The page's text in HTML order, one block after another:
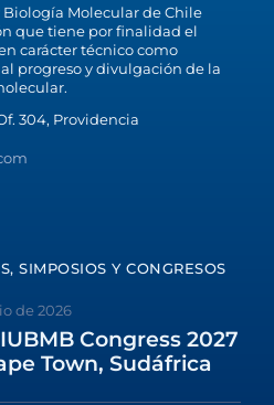
Molecular de Chile
que tiene por finalidad el
carácter técnico como
progreso y divulgación de la
304, Providencia
SIMPOSIOS Y CONGRESOS
de 2026
Congress 2027
Town, Sudáfrica